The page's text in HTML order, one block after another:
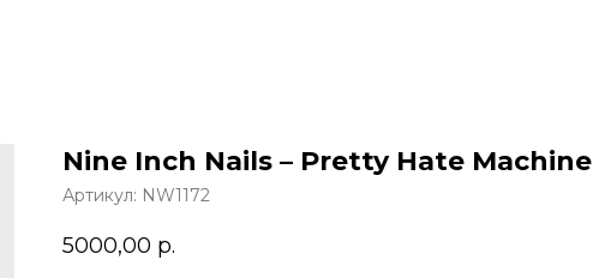
Nine Inch Nails – Pretty Hate Machine
Артикул: NW1172
5000,00 р.